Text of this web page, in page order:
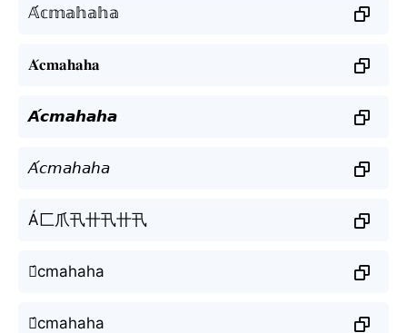
𝔸́𝕔𝕞𝕒𝕙𝕒𝕙𝕒
𝐀́𝐜𝐦𝐚𝐡𝐚𝐡𝐚
𝘼́𝙘𝙢𝙖𝙝𝙖𝙝𝙖
𝘈́𝘤𝘮𝘢𝘩𝘢𝘩𝘢
Á匚爪卂卄卂卄卂
ꋫ́cmahaha
ꋬ́cmahaha